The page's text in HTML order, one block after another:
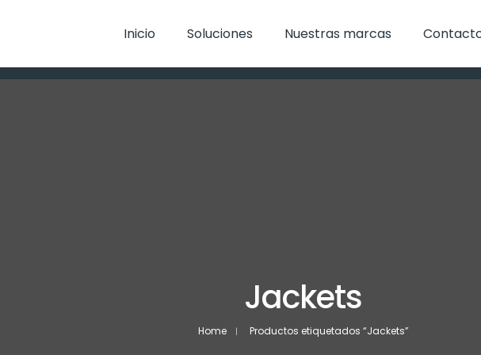
Inicio Soluciones Nuestras marcas
Jackets
Home Productos etiquetados “Jackets”